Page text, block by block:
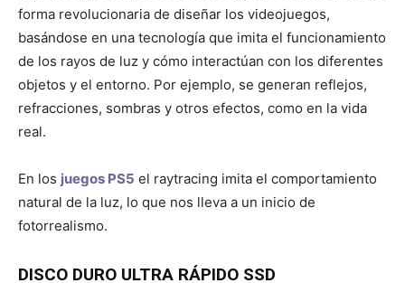
forma revolucionaria de diseñar los videojuegos,
basándose en una tecnología que imita el funcionamiento
de los rayos de luz y cómo interactúan con los diferentes
objetos y el entorno. Por ejemplo, se generan reflejos,
refracciones, sombras y otros efectos, como en la vida
real.
En los juegos PS5 el raytracing imita el comportamiento
natural de la luz, lo que nos lleva a un inicio de
fotorrealismo.
DISCO DURO ULTRA RÁPIDO SSD